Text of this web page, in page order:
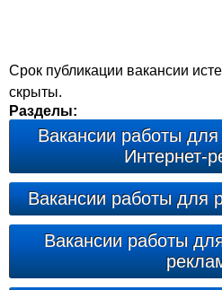
Срок публикации вакансии
скрыты.
Разделы:
Вакансии работы
Интернет-
Вакансии работы для
Вакансии работы